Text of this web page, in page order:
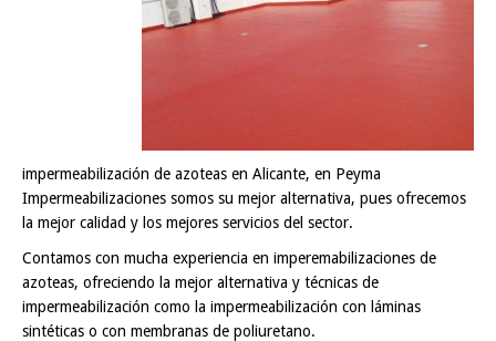
impermeabilización de azoteas en Alicante, en Peyma
Impermeabilizaciones somos su mejor alternativa, pues ofrecemos
la mejor calidad y los mejores servicios del sector.
Contamos con mucha experiencia en imperemabilizaciones de
azoteas, ofreciendo la mejor alternativa y técnicas de
impermeabilización como la impermeabilización con láminas
sintéticas o con membranas de poliuretano.